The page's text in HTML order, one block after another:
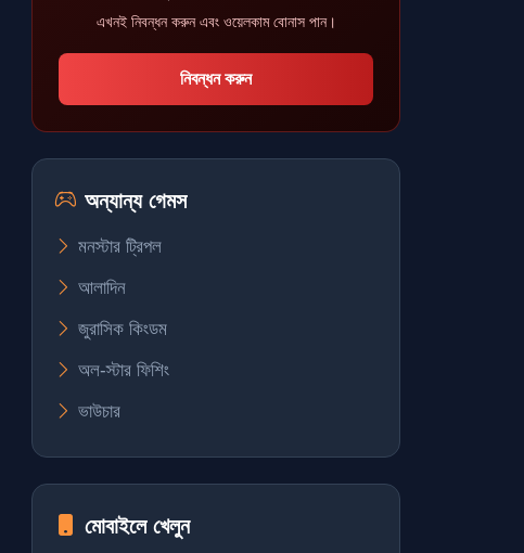
এখনই নিবন্ধন করুন এবং ওয়েলকাম বোনাস পান।
নিবন্ধন করুন
অন্যান্য গেমস
মনস্টার ট্রিপল
আলাদিন
জুরাসিক কিংডম
অল-স্টার ফিশিং
ভাউচার
মোবাইলে খেলুন